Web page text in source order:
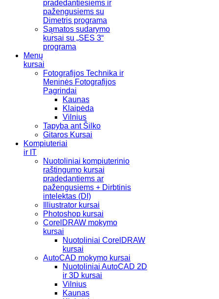
pradedantiesiems ir
pažengusiems su
Dimetris programa
Sąmatos sudarymo
kursai su „SES 3“
programa
Menų
kursai
Fotografijos Technika ir
Meninės Fotografijos
Pagrindai
Kaunas
Klaipėda
Vilnius
Tapyba ant Šilko
Gitaros Kursai
Kompiuteriai
ir IT
Nuotoliniai kompiuterinio
raštingumo kursai
pradedantiems ar
pažengusiems + Dirbtinis
intelektas (DI)
Illiustrator kursai
Photoshop kursai
CorelDRAW mokymo
kursai
Nuotoliniai CorelDRAW
kursai
AutoCAD mokymo kursai
Nuotoliniai AutoCAD 2D
ir 3D kursai
Vilnius
Kaunas